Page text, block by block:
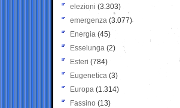
elezioni (3.303)
emergenza (3.077)
Energia (45)
Esselunga (2)
Esteri (784)
Eugenetica (3)
Europa (1.314)
Fassino (13)